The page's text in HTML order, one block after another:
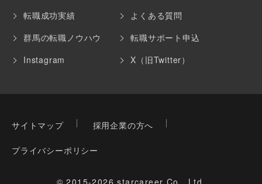
転職成功実績
群馬の転職ノウハウ
Instagram
よくある質問
転職サポート申込
X（旧Twitter）
サイトマップ 採用企業の方へ
プライバシーポリシー